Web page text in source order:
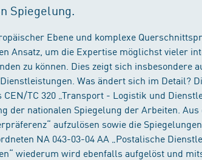
Spiegelung.
Ebene und komplexe
Ansatz, um die Expertise möglichst vieler
zu können. Dies zeigt sich insbesondere
Was ändert sich im Detail?
TC 320 „Transport - Logistik und
der nationalen Spiegelung der Arbeiten.
aufzulösen sowie die
NA 043-03-04 AA „Postalische
wiederum wird ebenfalls aufgelöst und